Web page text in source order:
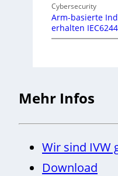
Cybersecurity
Arm-basierte
erhalten
Mehr Infos
Wir sind IVW
Download